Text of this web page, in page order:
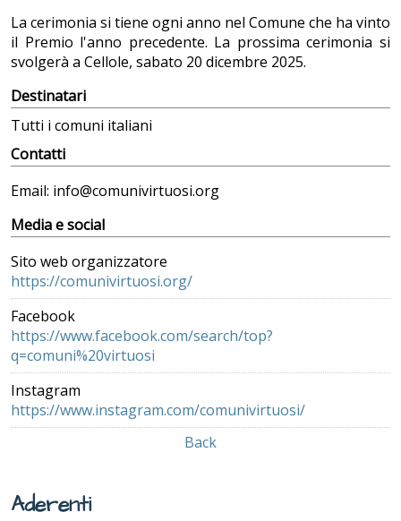
La cerimonia si tiene ogni anno nel Comune che ha vinto
il Premio l'anno precedente. La prossima cerimonia si
svolgerà a Cellole, sabato 20 dicembre 2025.
Destinatari
Tutti i comuni italiani
Contatti
Email: info@comunivirtuosi.org
Media e social
Sito web organizzatore
https://comunivirtuosi.org/
Facebook
https://www.facebook.com/search/top?
q=comuni%20virtuosi
Instagram
https://www.instagram.com/comunivirtuosi/
Back
Aderenti